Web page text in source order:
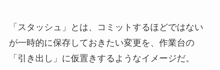
「スタッシュ」とは、コミットするほどではない
が一時的に保存しておきたい変更を、作業台の
「引き出し」に仮置きするようなイメージだ。